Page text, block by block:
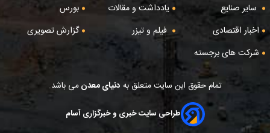
سایر صنایع
یادداشت و مقالات
بورس
اخبار اقتصادی
فیلم و تیزر
گزارش تصویری
شرکت های برجسته
تمام حقوق این سایت متعلق به دنیای معدنمی باشد.
طراحی سایت خبری و خبرگزاری آسام